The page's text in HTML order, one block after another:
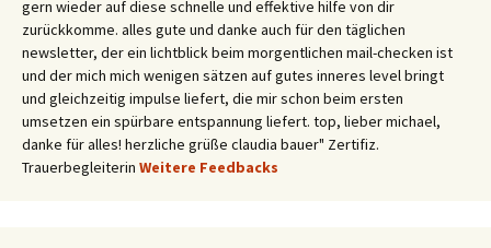
gern wieder auf diese schnelle und effektive hilfe von dir
zurückkomme. alles gute und danke auch für den täglichen
newsletter, der ein lichtblick beim morgentlichen mail-checken ist
und der mich mich wenigen sätzen auf gutes inneres level bringt
und gleichzeitig impulse liefert, die mir schon beim ersten
umsetzen ein spürbare entspannung liefert. top, lieber michael,
danke für alles! herzliche grüße claudia bauer" Zertifiz.
Trauerbegleiterin Weitere Feedbacks